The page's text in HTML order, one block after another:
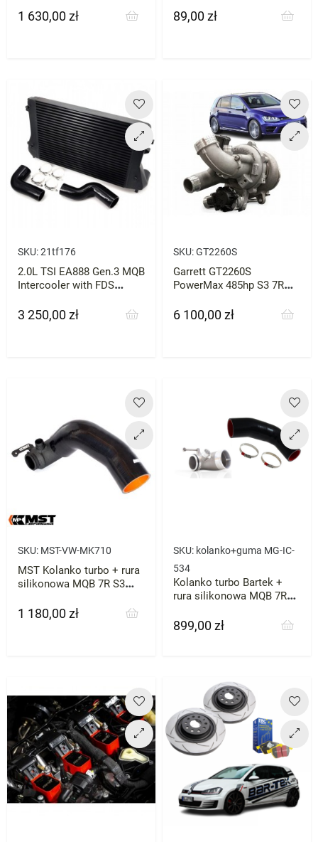
Cena
1 630,00 zł Cena
89,00 zł
SKU:21tf176
2.0L TSI EA888 Gen.3 MQB
Intercooler with FDS
Cena
3 250,00 zł
SKU:GT2260S
Garrett GT2260S
PowerMax 485hp S3 7R
Cena
6 100,00 zł
SKU: MST-VW-MK710
MST Kolanko turbo + rura
silikonowa MQB 7R S3
Cena
1 180,00 zł
SKU: kolanko+guma MG-IC-
534
Kolanko turbo Bartek +
rura silikonowa MQB 7R
Cena
899,00 zł